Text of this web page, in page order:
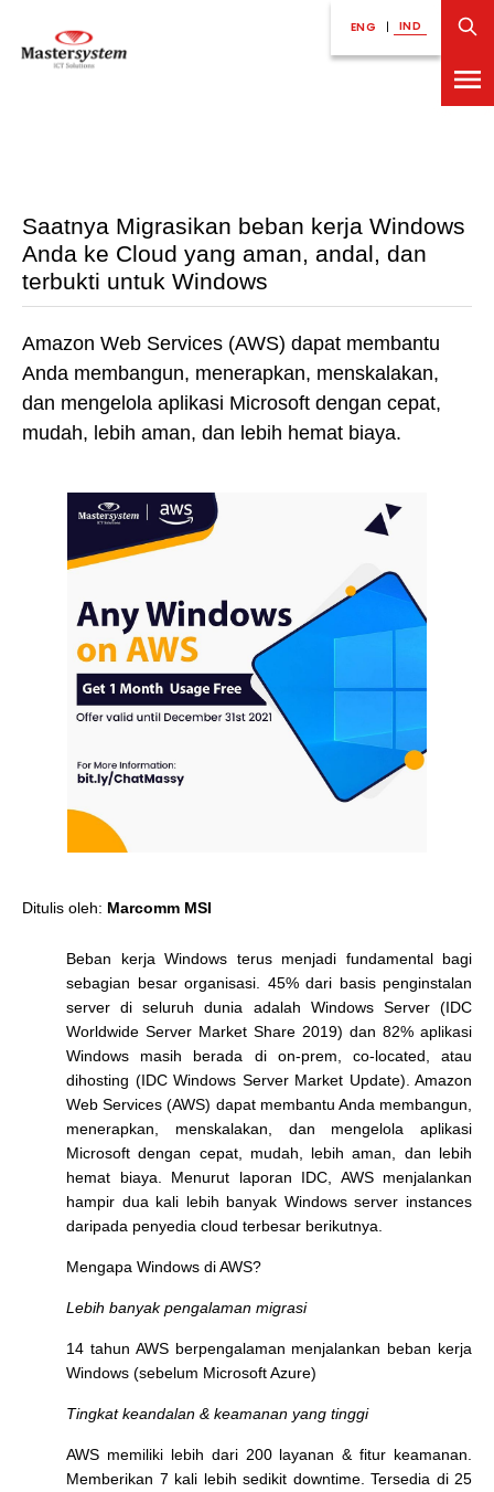
ENG | IND
Saatnya Migrasikan beban kerja Windows
Anda ke Cloud yang aman, andal, dan
terbukti untuk Windows
Amazon Web Services (AWS) dapat membantu
Anda membangun, menerapkan, menskalakan,
dan mengelola aplikasi Microsoft dengan cepat,
mudah, lebih aman, dan lebih hemat biaya.
Ditulis oleh: Marcomm MSI
Beban kerja Windows terus menjadi fundamental bagi
sebagian besar organisasi. 45% dari basis penginstalan
server di seluruh dunia adalah Windows Server (IDC
Worldwide Server Market Share 2019) dan 82% aplikasi
Windows masih berada di on-prem, co-located, atau
dihosting (IDC Windows Server Market Update). Amazon
Web Services (AWS) dapat membantu Anda membangun,
menerapkan, menskalakan, dan mengelola aplikasi
Microsoft dengan cepat, mudah, lebih aman, dan lebih
hemat biaya. Menurut laporan IDC, AWS menjalankan
hampir dua kali lebih banyak Windows server instances
daripada penyedia cloud terbesar berikutnya.
Mengapa Windows di AWS?
Lebih banyak pengalaman migrasi
14 tahun AWS berpengalaman menjalankan beban kerja
Windows (sebelum Microsoft Azure)
Tingkat keandalan & keamanan yang tinggi
AWS memiliki lebih dari 200 layanan & fitur keamanan.
Memberikan 7 kali lebih sedikit downtime. Tersedia di 25